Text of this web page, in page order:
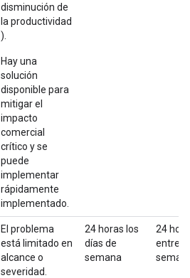
disminución de
la productividad
).
Hay una
solución
disponible para
mitigar el
impacto
comercial
crítico y se
puede
implementar
rápidamente
implementado.
El problema
está limitado en
alcance o
severidad.
24 horas los
días de
semana
24
entre